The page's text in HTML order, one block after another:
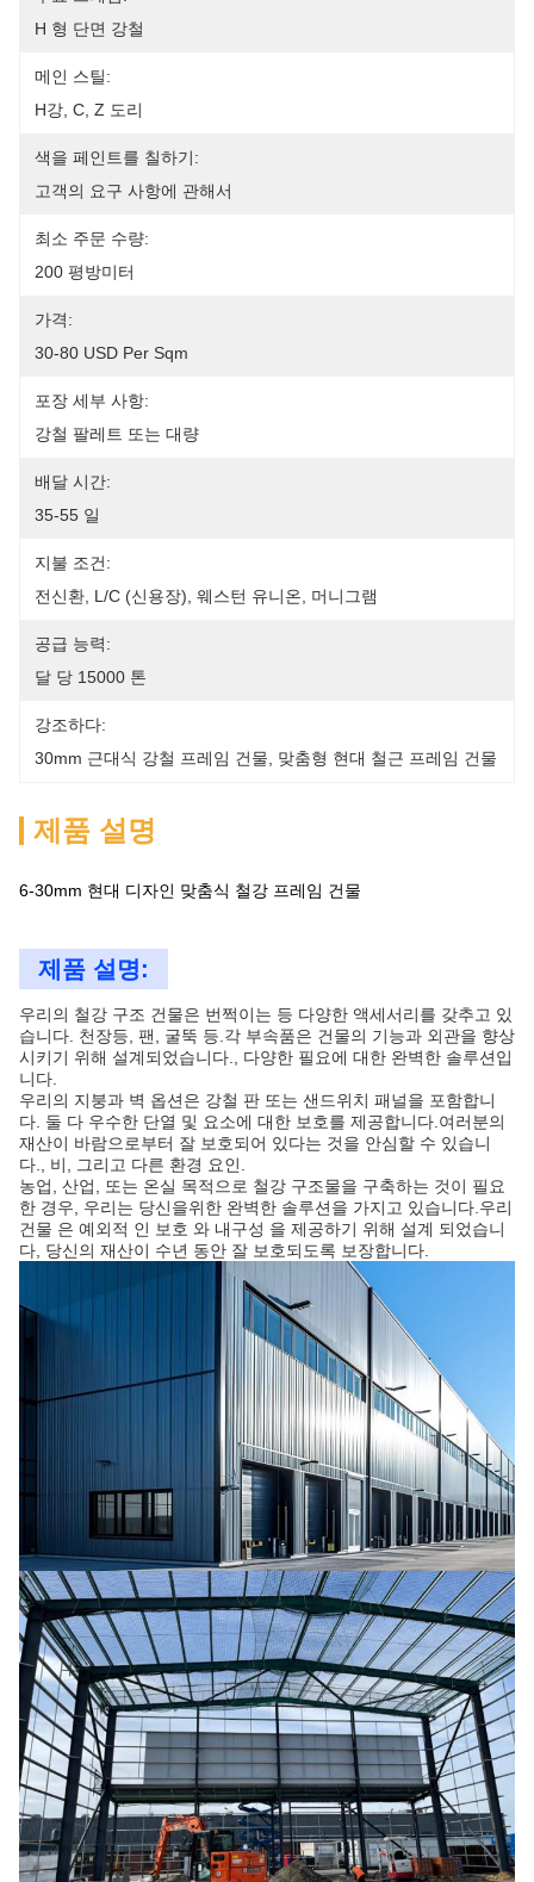
H 형 단면 강철
메인 스틸:
H강, C, Z 도리
색을 페인트를 칠하기:
고객의 요구 사항에 관해서
최소 주문 수량:
200 평방미터
가격:
30-80 USD Per Sqm
포장 세부 사항:
강철 팔레트 또는 대량
배달 시간:
35-55 일
지불 조건:
전신환, L/C (신용장), 웨스턴 유니온, 머니그램
공급 능력:
달 당 15000 톤
강조하다:
30mm 근대식 강철 프레임 건물
맞춤형 현대 철근 프레임 건물
제품 설명
6-30mm 현대 디자인 맞춤식 철강 프레임 건물
제품 설명:
우리의 철강 구조 건물은 번쩍이는 등 다양한 액세서리를 갖추고 있
습니다. 천장등, 팬, 굴뚝 등.각 부속품은 건물의 기능과 외관을 향상
시키기 위해 설계되었습니다., 다양한 필요에 대한 완벽한 솔루션입
니다.
우리의 지붕과 벽 옵션은 강철 판 또는 샌드위치 패널을 포함합니
다. 둘 다 우수한 단열 및 요소에 대한 보호를 제공합니다.여러분의
재산이 바람으로부터 잘 보호되어 있다는 것을 안심할 수 있습니
다., 비, 그리고 다른 환경 요인.
농업, 산업, 또는 온실 목적으로 철강 구조물을 구축하는 것이 필요
한 경우, 우리는 당신을위한 완벽한 솔루션을 가지고 있습니다.우리
건물 은 예외적 인 보호 와 내구성 을 제공하기 위해 설계 되었습니
다, 당신의 재산이 수년 동안 잘 보호되도록 보장합니다.